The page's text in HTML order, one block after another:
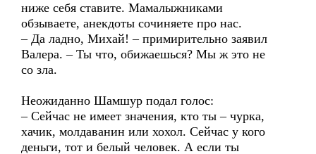
ниже себя ставите. Мамалыжниками
обзываете, анекдоты сочиняете про нас.
– Да ладно, Михай! – примирительно заявил
Валера. – Ты что, обижаешься? Мы ж это не
со зла.
Неожиданно Шамшур подал голос:
– Сейчас не имеет значения, кто ты – чурка,
хачик, молдаванин или хохол. Сейчас у кого
деньги, тот и белый человек. А если ты